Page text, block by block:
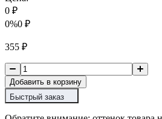
0 ₽
0%0 ₽
355 ₽
Добавить в корзину
Быстрый заказ